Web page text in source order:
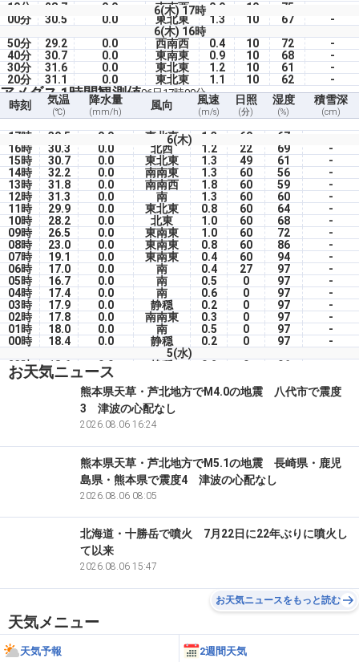
6(木) 17時
10分 28.7 0.0 南南西 0.9 10 75
00分
30.5 0.0 東北東 1.3 10 67
-
6(木) 16時
50分
29.2 0.0 西南西 0.4 10 72
-
40分
30.7 0.0 東南東 0.9 10 68
-
30分
31.6 0.0 東北東 1.2 10 61
-
20分
31.1 0.0 東北東 1.1 10 62 -
アメダス 1時間観測値06日17時00分
時刻 気温
(℃)
降水量
(mm/h)
風向 風速
(m/s)
日照
(分)
湿度
(%)
積雪深
(cm)
6(木)
17時 30.5 0.0 東北東 1.3 60 67
16時
30.3 0.0 北西 1.2 22 69
-
15時
30.7 0.0 東北東 1.3 49 61
-
14時
32.2 0.0 南南東 1.3 60 56
-
13時
31.8 0.0 南南西 1.8 60 59
-
12時
31.3 0.0 南 1.3 60 60
-
11時
29.9 0.0 東北東 0.8 60 64
-
10時
28.2 0.0 北東 1.0 60 68
-
09時
26.5 0.0 東南東 1.0 60 72
-
08時
23.0 0.0 東南東 0.8 60 86
-
07時
19.1 0.0 東南東 0.4 60 94
-
06時
17.0 0.0 南 0.4 27 97
-
05時
16.7 0.0 南 0.5 0 97
-
04時
17.4 0.0 南 0.6 0 97
-
03時
17.9 0.0 静穏 0.2 0 97
-
02時
17.8 0.0 南南東 0.3 0 97
-
01時
18.0 0.0 南 0.5 0 97
-
00時
18.4 0.0 静穏 0.2 0 97
-
5(水)
23時
18.6 0.0 静穏 0.2 0 96
22時
19.1 0.0
0.0 南 0.7 0 96
-
0.0 南南西 0.5 0 95
-
0.0 南南西
0.0 西
お天気ニュース
熊本県天草・芦北地方でM4.0の地震 八代市で震度
3 津波の心配なし
2026.08.06 16:24
熊本県天草・芦北地方でM5.1の地震 長崎県・鹿児
島県・熊本県で震度4 津波の心配なし
2026.08.06 08:05
北海道・十勝岳で噴火 7月22日に22年ぶりに噴火し
て以来
2026.08.06 15:47
お天気ニュースをもっと読む
天気メニュー
天気予報 2週間天気